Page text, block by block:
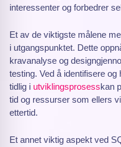
interessenter og forbedrer
Et av de viktigste målene
i utgangspunktet. Dette
kravanalyse og
testing. Ved å identifisere
tidlig i utviklingsprosesskan
tid og ressurser som ellers
ettertid.
Et annet viktig aspekt ved